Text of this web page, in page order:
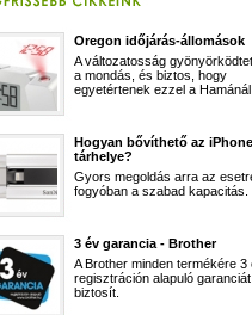
Oregon időjárás-állomások
A változatosság
a mondás, és biztos, hogy
egyetértenek ezzel a
Hogyan bővíthető az iPhone
tárhelye?
Gyors megoldás arra az
fogyóban a szabad kapacitás.
3 év garancia - Brother
A Brother minden termékére 3
regisztráción alapuló garanciát
biztosít.